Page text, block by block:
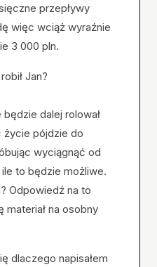
przepływy
więc wciąż wyraźnie
3 000 pln.
Jan?
dalej rolował
życie pójdzie do
wyciągnąć od
to będzie możliwe.
Odpowiedź na to
materiał na osobny
dlaczego napisałem